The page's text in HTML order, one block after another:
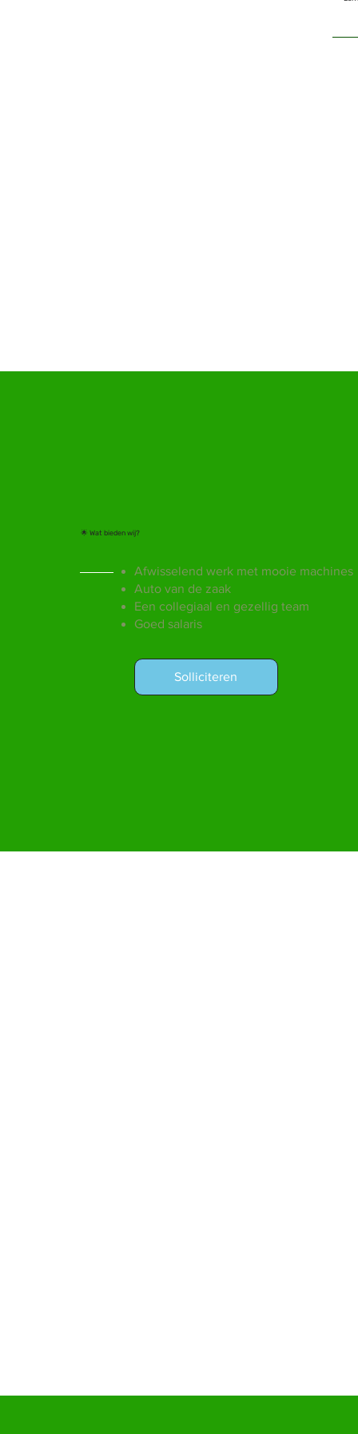
Solliciteren
Afwisselend werk met mooie machines
Auto van de zaak
Een collegiaal en gezellig team
Goed salaris
🌟 Wat bieden wij?